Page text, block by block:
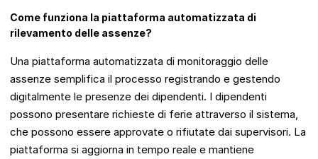
Come funziona la piattaforma automatizzata di
rilevamento delle assenze?
Una piattaforma automatizzata di monitoraggio delle
assenze semplifica il processo registrando e gestendo
digitalmente le presenze dei dipendenti. I dipendenti
possono presentare richieste di ferie attraverso il sistema,
che possono essere approvate o rifiutate dai supervisori. La
piattaforma si aggiorna in tempo reale e mantiene